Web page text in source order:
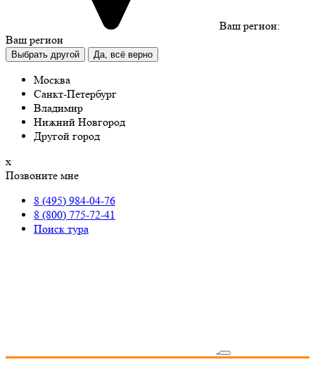
Ваш регион:
Ваш регион
Выбрать другой Да, всё верно
Москва
Санкт-Петербург
Владимир
Нижний Новгород
Другой город
х
Позвоните мне
8 (495) 984-04-76
8 (800) 775-72-41
Поиск тура